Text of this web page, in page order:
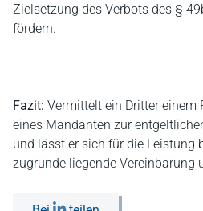
Zielsetzung des Verbots des §
fördern.
Fazit: Vermittelt ein Dritter einem
eines Mandanten zur
und lässt er sich für die Leistung
zugrunde liegende Vereinbarung